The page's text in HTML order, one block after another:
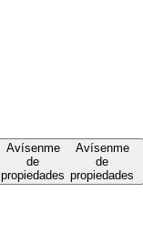
Avísenme
de
propiedades
Avísenme
de
propiedades